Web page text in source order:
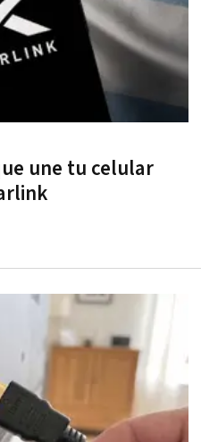
une tu celular